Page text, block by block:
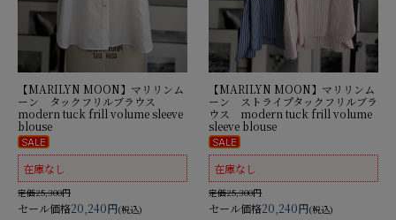
【MARILYN MOON】マリリンム
ーン タックフリルブラウス
modern tuck frill volume sleeve
blouse
在庫なし
定価25,300円
セール価格20,240円(税込)
【MARILYN MOON】マリリンム
ーン ストライプタックフリルブラ
ウス modern tuck frill volume
sleeve blouse
在庫なし
定価25,300円
セール価格20,240円(税込)